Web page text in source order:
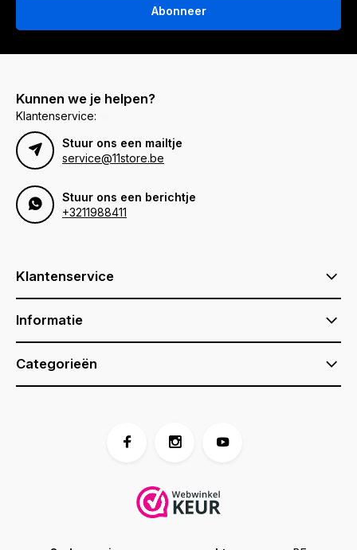
Abonneer
Kunnen we je helpen?
Klantenservice:
Stuur ons een mailtje
service@11store.be
Stuur ons een berichtje
+3211988411
Klantenservice
Informatie
Categorieën